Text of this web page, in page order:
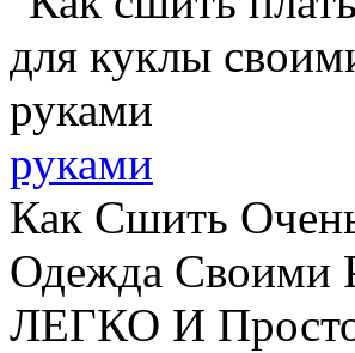
руками
Как Сшить
Одежда Своими
ЛЕГКО И